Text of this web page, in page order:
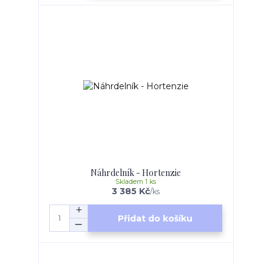
Náhrdelník - Hortenzie
3 385 Kč/ks
Skladem 1 ks
Přidat do košíku